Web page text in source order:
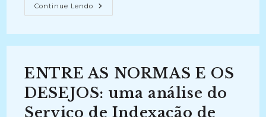
Continue Lendo NARRATIVAS
INDÍGENAS:
Constituindo-
Fontes
De
Informação
(2009-
2013)
ENTRE AS NORMAS E OS
DESEJOS: uma análise do
Serviço de Indexação de